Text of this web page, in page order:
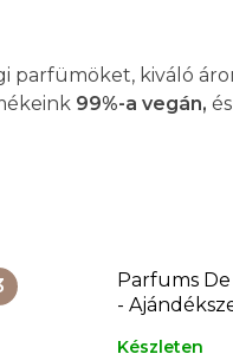
parfümöket, kiváló
99%-a vegán,
Parfums
-
Készleten